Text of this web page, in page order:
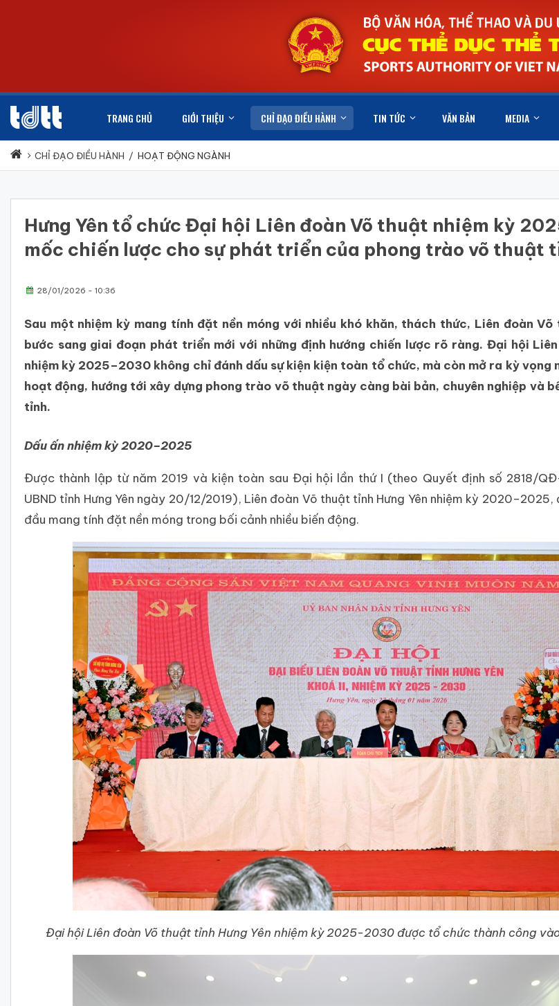
TRANG CHỦ GIỚI THIỆU CHỈ ĐẠO ĐIỀU HÀNH TIN TỨC VĂN BẢN MEDIA
CHỈ ĐẠO ĐIỀU HÀNH / HOẠT ĐỘNG NGÀNH
Hưng Yên tổ chức Đại hội Liên đoàn Võ thuật nhiệm kỳ
mốc chiến lược cho sự phát triển của phong trào võ thuật
28/01/2026 - 10:36
Sau một nhiệm kỳ mang tính đặt nền móng với nhiều khó khăn, thách thức, Liên đoàn Võ
bước sang giai đoạn phát triển mới với những định hướng chiến lược rõ ràng. Đại hội
nhiệm kỳ 2025–2030 không chỉ đánh dấu sự kiện kiện toàn tổ chức, mà còn mở ra kỳ vọng
hoạt động, hướng tới xây dựng phong trào võ thuật ngày càng bài bản, chuyên nghiệp và
tỉnh.
Dấu ấn nhiệm kỳ 2020–2025
Được thành lập từ năm 2019 và kiện toàn sau Đại hội lần thứ I (theo Quyết định số 2818/
UBND tỉnh Hưng Yên ngày 20/12/2019), Liên đoàn Võ thuật tỉnh Hưng Yên nhiệm kỳ
đầu mang tính đặt nền móng trong bối cảnh nhiều biến động.
Đại hội Liên đoàn Võ thuật tỉnh Hưng Yên nhiệm kỳ 2025-2030 được tổ chức thành công